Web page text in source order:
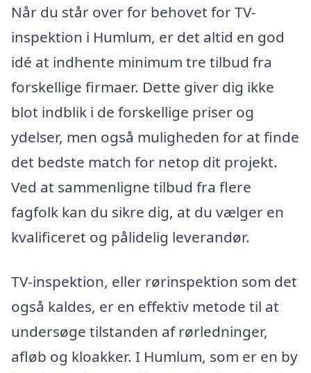
Når du står over for behovet for TV-
inspektion i Humlum, er det altid en god
idé at indhente minimum tre tilbud fra
forskellige firmaer. Dette giver dig ikke
blot indblik i de forskellige priser og
ydelser, men også muligheden for at finde
det bedste match for netop dit projekt.
Ved at sammenligne tilbud fra flere
fagfolk kan du sikre dig, at du vælger en
kvalificeret og pålidelig leverandør.
TV-inspektion, eller rørinspektion som det
også kaldes, er en effektiv metode til at
undersøge tilstanden af rørledninger,
afløb og kloakker. I Humlum, som er en by